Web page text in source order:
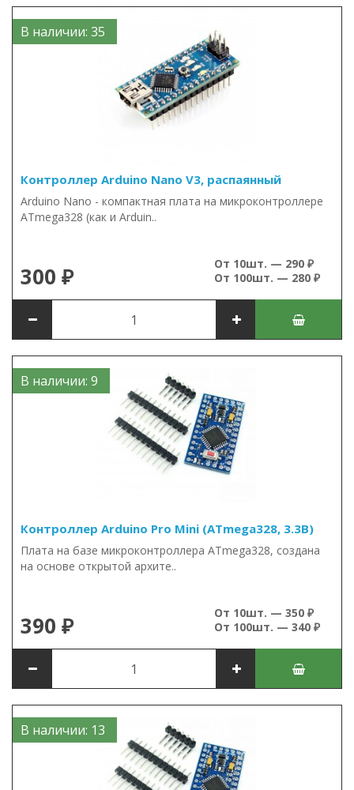
В наличии: 35
Контроллер Arduino Nano V3, распаянный
Arduino Nano - компактная плата на микроконтроллере
ATmega328 (как и Arduin..
300 ₽
От 10шт. — 290 ₽
От 100шт. — 280 ₽
В наличии: 9
Контроллер Arduino Pro Mini (ATmega328, 3.3В)
Плата на базе микроконтроллера ATmega328, создана
на основе открытой архите..
390 ₽
От 10шт. — 350 ₽
От 100шт. — 340 ₽
В наличии: 13